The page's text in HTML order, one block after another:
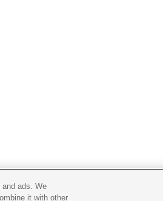
ads. We
it with other